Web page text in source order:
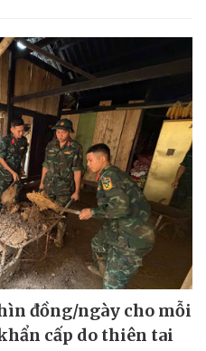
đồng/ngày cho mỗi
cấp do thiên tai